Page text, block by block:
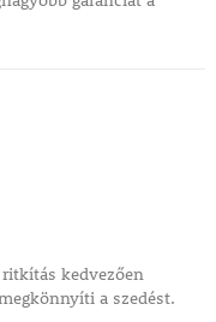
kedvezően
a szedést.